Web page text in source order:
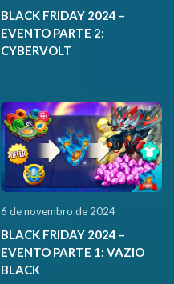
BLACK FRIDAY 2024 –
EVENTO PARTE 2:
CYBERVOLT
6 de novembro de 2024
BLACK FRIDAY 2024 –
EVENTO PARTE 1: VAZIO
BLACK